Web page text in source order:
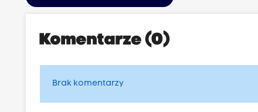
Komentarze (0)
Brak komentarzy